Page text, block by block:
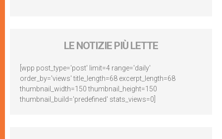
LE NOTIZIE PIÙ LETTE
[wpp post_type='post' limit=4 range='daily'
order_by='views' title_length=68 excerpt_length=68
thumbnail_width=150 thumbnail_height=150
thumbnail_build='predefined' stats_views=0]